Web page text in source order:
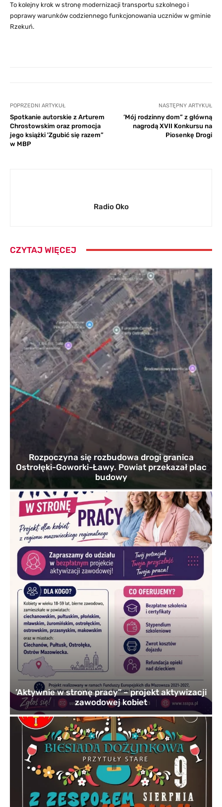
To kolejny krok w stronę modernizacji transportu szkolnego i
poprawy warunków codziennego funkcjonowania uczniów w gminie
Rzekuń.
POPRZEDNI ARTYKUŁ
Spotkanie autorskie z Arturem
Chrostowskim oraz promocja
jego książki 'Zgubić się razem”
w MBP
NASTĘPNY ARTYKUŁ
’Mój rodzinny dom” z główną
nagrodą XVII Konkursu na
Piosenkę Drogi
Radio Oko
CZYTAJ WIĘCEJ
Rozpoczyna się rozbudowa drogi granica
Ostrołęki-Goworki-Ławy. Powiat przekazał plac
budowy
’Aktywnie w stronę pracy” – projekt aktywizacji
zawodowej kobiet